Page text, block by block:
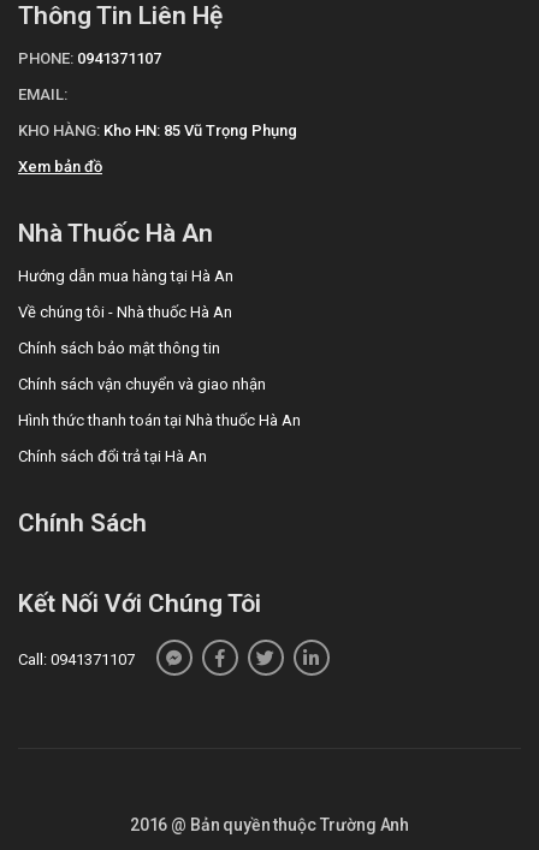
Thông Tin Liên Hệ
PHONE: 0941371107
EMAIL:
KHO HÀNG: Kho HN: 85 Vũ Trọng Phụng
Xem bản đồ
Nhà Thuốc Hà An
Hướng dẫn mua hàng tại Hà An
Về chúng tôi - Nhà thuốc Hà An
Chính sách bảo mật thông tin
Chính sách vận chuyển và giao nhận
Hình thức thanh toán tại Nhà thuốc Hà An
Chính sách đổi trả tại Hà An
Chính Sách
Kết Nối Với Chúng Tôi
Call: 0941371107
2016 @ Bản quyền thuộc Trường Anh